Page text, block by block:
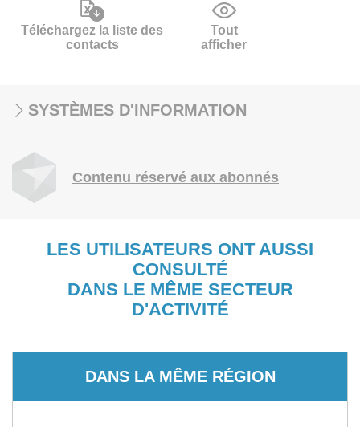
Téléchargez la liste des
contacts
Tout
afficher
SYSTÈMES D'INFORMATION
Contenu réservé aux abonnés
LES UTILISATEURS ONT AUSSI
CONSULTÉ
DANS LE MÊME SECTEUR
D'ACTIVITÉ
DANS LA MÊME RÉGION